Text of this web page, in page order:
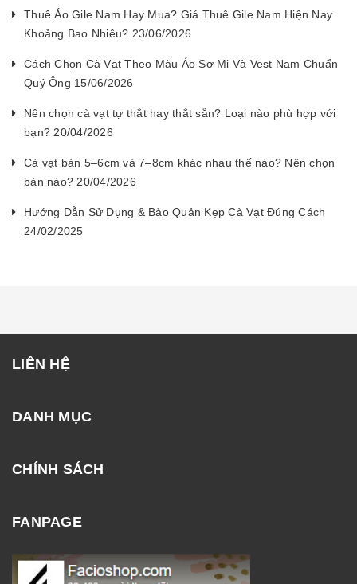
Thuê Áo Gile Nam Hay Mua? Giá Thuê Gile Nam Hiện Nay
Khoảng Bao Nhiêu? 23/06/2026
Cách Chọn Cà Vạt Theo Màu Áo Sơ Mi Và Vest Nam Chuẩn
Quý Ông 15/06/2026
Nên chọn cà vạt tự thắt hay thắt sẵn? Loại nào phù hợp với
bạn? 20/04/2026
Cà vạt bản 5–6cm và 7–8cm khác nhau thế nào? Nên chọn
bản nào? 20/04/2026
Hướng Dẫn Sử Dụng & Bảo Quản Kẹp Cà Vạt Đúng Cách
24/02/2025
LIÊN HỆ
DANH MỤC
CHÍNH SÁCH
FANPAGE